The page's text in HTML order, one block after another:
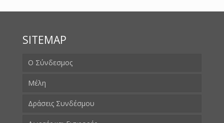
SITEMAP
Ο Σύνδεσμος
Μέλη
Δράσεις Συνδέσμου